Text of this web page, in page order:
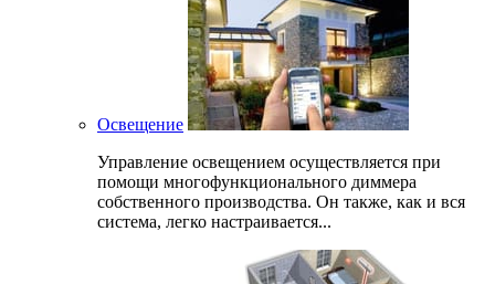
Освещение
Управление освещением осуществляется при
помощи многофункционального диммера
собственного производства. Он также, как и вся
система, легко настраивается...